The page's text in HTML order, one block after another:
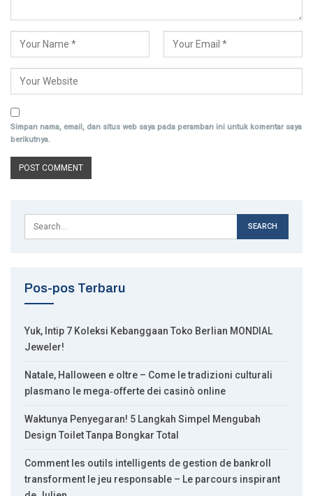
Simpan nama, email, dan situs web saya pada peramban ini untuk komentar saya
berikutnya.
Pos-pos Terbaru
Yuk, Intip 7 Koleksi Kebanggaan Toko Berlian MONDIAL
Jeweler!
Natale, Halloween e oltre – Come le tradizioni culturali
plasmano le mega‑offerte dei casinò online
Waktunya Penyegaran! 5 Langkah Simpel Mengubah
Design Toilet Tanpa Bongkar Total
Comment les outils intelligents de gestion de bankroll
transforment le jeu responsable – Le parcours inspirant